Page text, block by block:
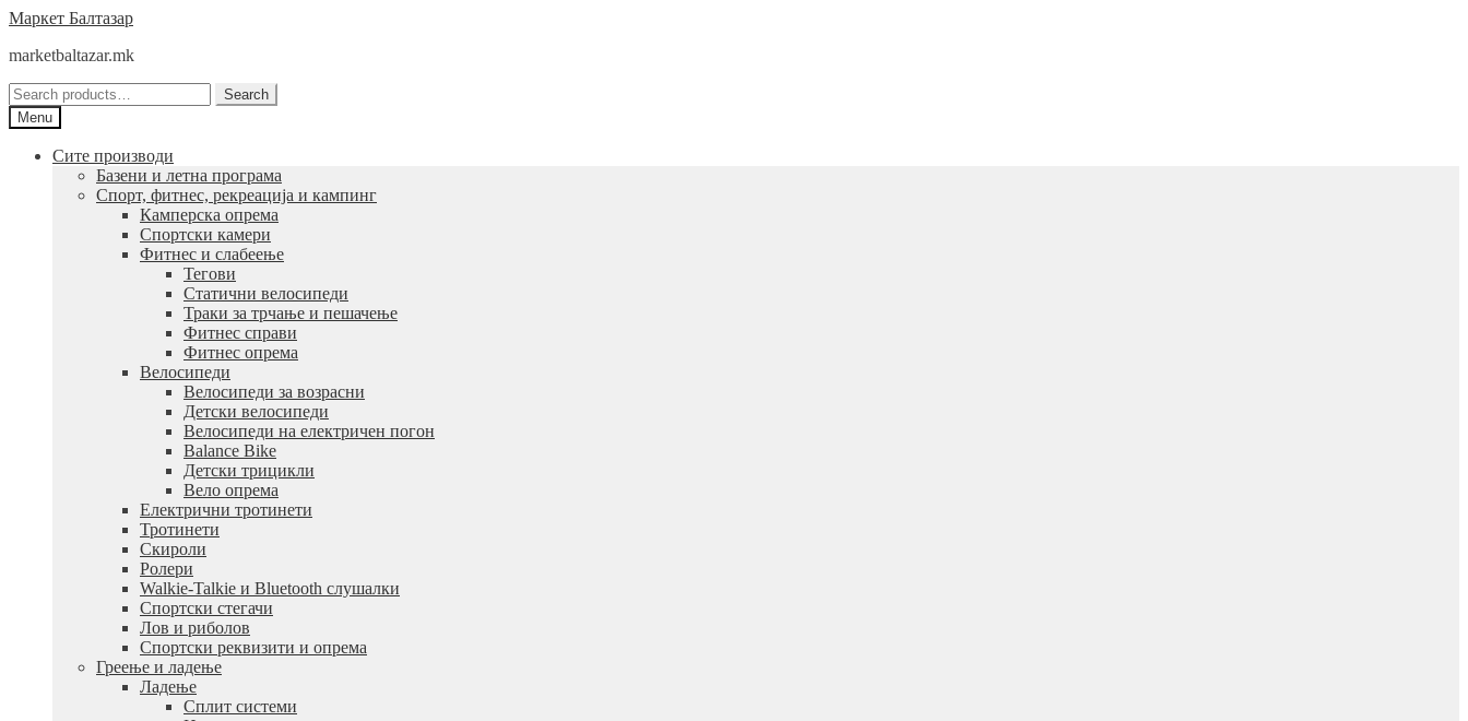
Skip
navigation
Skip
content
Маркет Балтазар
marketbaltazar.mk
Search
for:
Search
Menu
Сите производи
Базени и летна програма
Спорт, фитнес, рекреација и кампинг
Камперска опрема
Спортски камери
Фитнес и слабеење
Тегови
Статични велосипеди
Траки за трчање и пешачење
Фитнес справи
Фитнес опрема
Велосипеди
Велосипеди за возрасни
Детски велосипеди
Велосипеди на електричен погон
Balance Bike
Детски трицикли
Вело опрема
Електрични тротинети
Тротинети
Скироли
Ролери
Walkie-Talkie и Bluetooth слушалки
Спортски стегачи
Лов и риболов
Спортски реквизити и опрема
Греење и ладење
Ладење
Сплит системи